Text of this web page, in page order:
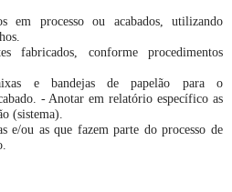
em processo ou acabados, utilizando
fabricados, conforme procedimentos
e bandejas de papelão para o
- Anotar em relatório específico as
(sistema).
e/ou as que fazem parte do processo de